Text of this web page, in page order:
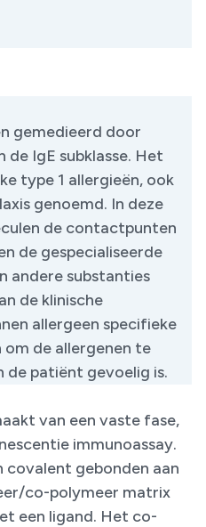
gemedieerd door
de IgE subklasse. Het
type 1 allergieën, ook
genoemd. In deze
de contactpunten
de gespecialiseerde
andere substanties
de klinische
allergeen specifieke
om de allergenen te
patiënt gevoelig is.
van een vaste fase,
immunoassay.
covalent gebonden aan
co-polymeer matrix
een ligand. Het co-